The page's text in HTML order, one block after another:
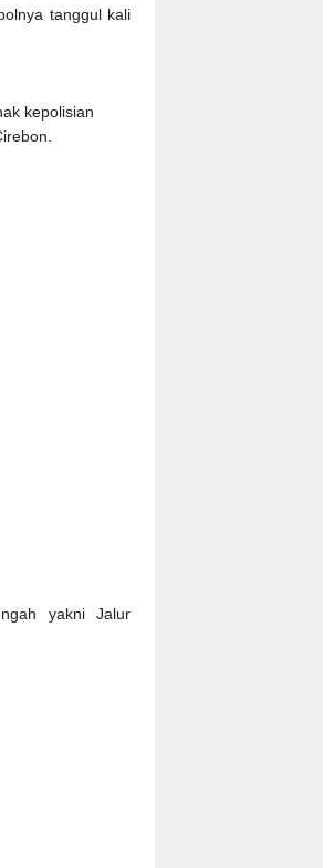
tanggul kali
kepolisian
yakni Jalur